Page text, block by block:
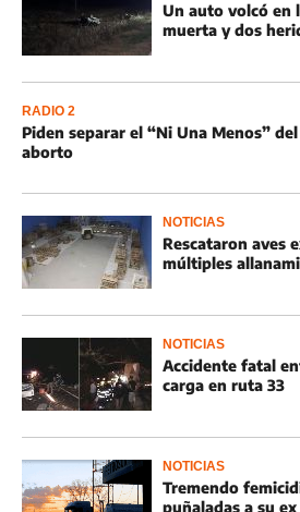
Un auto volcó en
muerta y dos
RADIO 2
Piden separar el “Ni Una Menos”
aborto
NOTICIAS
Rescataron aves
múltiples
NOTICIAS
Accidente fatal
carga en ruta 33
NOTICIAS
Tremendo
puñaladas a su